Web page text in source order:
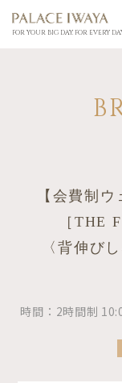
FOR YOUR BIG DAY. FOR EVERY
【会費制
［THE
〈背伸び
時間：2時間制